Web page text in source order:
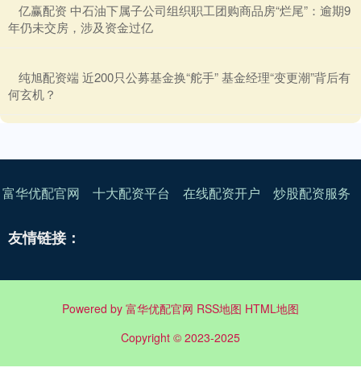
​亿赢配资 中石油下属子公司组织职工团购商品房“烂尾”：逾期9
年仍未交房，涉及资金过亿
​纯旭配资端 近200只公募基金换“舵手” 基金经理“变更潮”背后有
何玄机？
富华优配官网 十大配资平台 在线配资开户 炒股配资服务
友情链接：
Powered by 富华优配官网 RSS地图 HTML地图
Copyright © 2023-2025